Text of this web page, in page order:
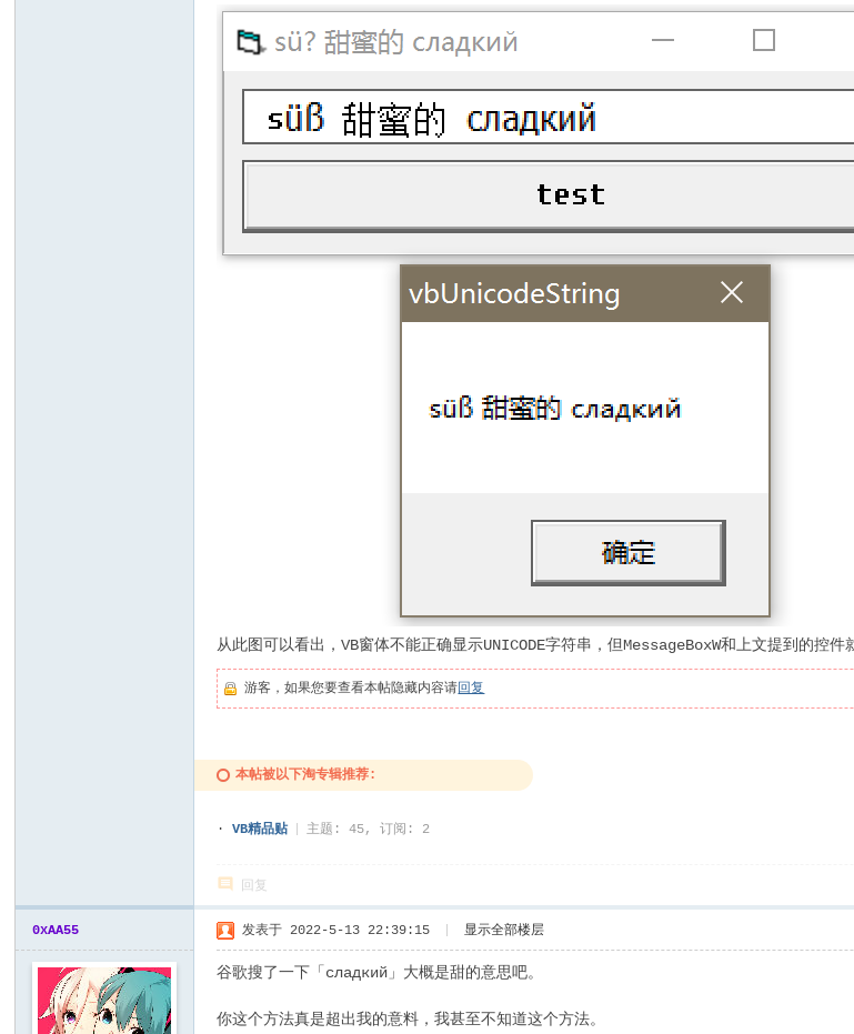
从此图可以看出，VB窗体不能正确显示UNICODE字符串，但MessageBoxW和上文提到的控
游客，如果您要查看本帖隐藏内容请回复
本帖被以下淘专辑推荐:
·VB精品贴 主题: 45, 订阅: 2
回复
0xAA55 发表于 2022-5-13 22:39:15 显示全部楼层
谷歌搜了一下「сладкий」大概是甜的意思吧。
你这个方法真是超出我的意料，我甚至不知道这个方法。